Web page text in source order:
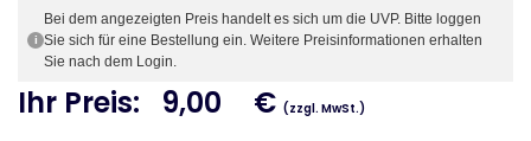
i
Bei dem angezeigten Preis handelt es sich um die UVP. Bitte loggen
Sie sich für eine Bestellung ein. Weitere Preisinformationen erhalten
Sie nach dem Login.
Ihr Preis: 9,00 € (zzgl. MwSt.)